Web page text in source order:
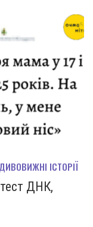
ДИВОВИЖНІ ІСТОРІЇ
ДНК,